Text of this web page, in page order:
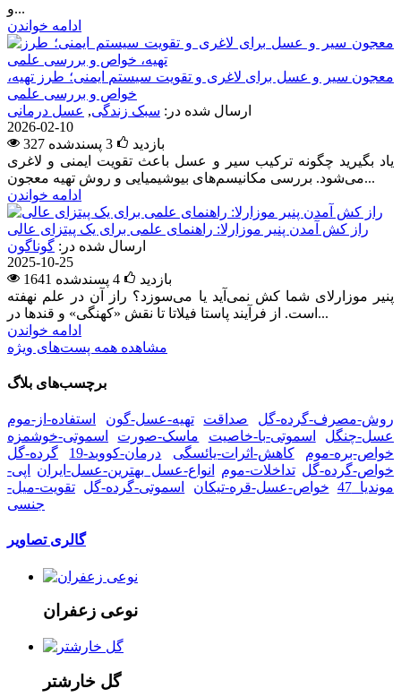
و...
ادامه خواندن
معجون سیر و عسل برای لاغری و تقویت سیستم ایمنی؛ طرز تهیه،
خواص و بررسی علمی
ارسال شده در: سبک زندگی, عسل درمانی
2026-02-10
327 بازدید
3 پسندشده
یاد بگیرید چگونه ترکیب سیر و عسل باعث تقویت ایمنی و لاغری
می‌شود. بررسی مکانیسم‌های بیوشیمیایی و روش تهیه معجون...
ادامه خواندن
راز کش آمدن پنیر موزارلا: راهنمای علمی برای یک پیتزای عالی
ارسال شده در: گوناگون
2025-10-25
1641 بازدید
4 پسندشده
پنیر موزارلای شما کش نمی‌آید یا می‌سوزد؟ راز آن در علم نهفته
است. از فرآیند پاستا فیلاتا تا نقش «کهنگی» و قندها در...
ادامه خواندن
مشاهده همه پست‌های ویژه
برچسب‌های بلاگ
روش-مصرف-گرده-گل صداقت تهیه-عسل-گون
استفاده-از-موم
عسل-چنگل
اسموتی-با-خاصیت ماسک-صورت
اسموتی-خوشمزه
خواص-بره-موم
کاهش-اثرات-یائسگی درمان-کووید-19
گرده-گل
خواص-گرده-گل تداخلات-موم انواع-عسل بهترین-عسل-ایران
اپی-
موندیا 47
خواص-عسل-قره-تیکان اسموتی-گرده-گل تقویت-میل-
جنسی
گالری تصاویر
نوعی زعفران
گل خارشتر